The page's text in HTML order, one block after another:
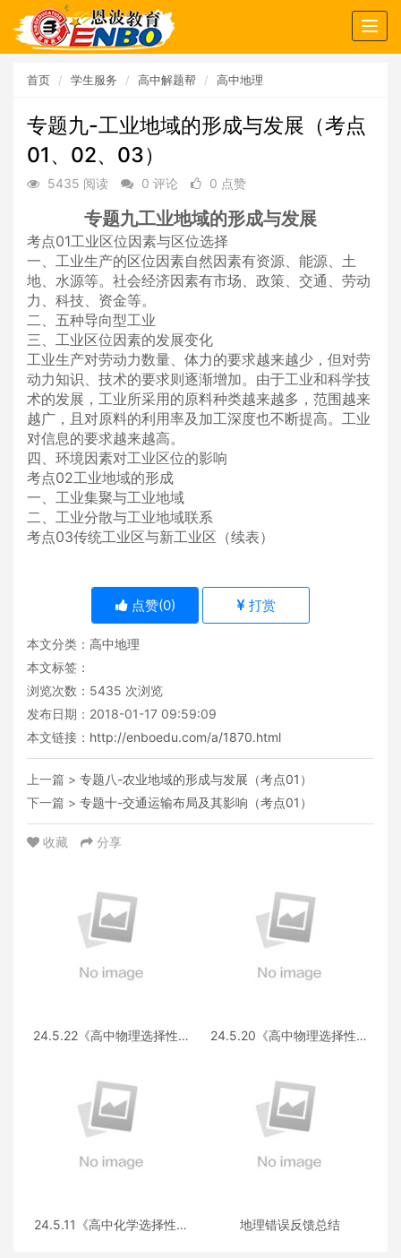
首页 学生服务 高中解题帮 高中地理
专题九-工业地域的形成与发展（考点
01、02、03）
5435 阅读 0 评论 0 点赞
专题九工业地域的形成与发展
考点01工业区位因素与区位选择
一、工业生产的区位因素自然因素有资源、能源、土
地、水源等。社会经济因素有市场、政策、交通、劳动
力、科技、资金等。
二、五种导向型工业
三、工业区位因素的发展变化
工业生产对劳动力数量、体力的要求越来越少，但对劳
动力知识、技术的要求则逐渐增加。由于工业和科学技
术的发展，工业所采用的原料种类越来越多，范围越来
越广，且对原料的利用率及加工深度也不断提高。工业
对信息的要求越来越高。
四、环境因素对工业区位的影响
考点02工业地域的形成
一、工业集聚与工业地域
二、工业分散与工业地域联系
考点03传统工业区与新工业区（续表）
点赞(0) 打赏
本文分类： 高中地理
本文标签：
浏览次数： 5435 次浏览
发布日期：2018-01-17 09:59:09
本文链接： http://enboedu.com/a/1870.html
上一篇 > 专题八-农业地域的形成与发展（考点01）
下一篇 > 专题十-交通运输布局及其影响（考点01）
收藏 分享
24.5.22《高中物理选择性必
24.5.20《高中物理选择性必
24.5.11《高中化学选择性必
地理错误反馈总结